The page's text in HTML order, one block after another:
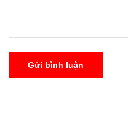
Gửi bình luận